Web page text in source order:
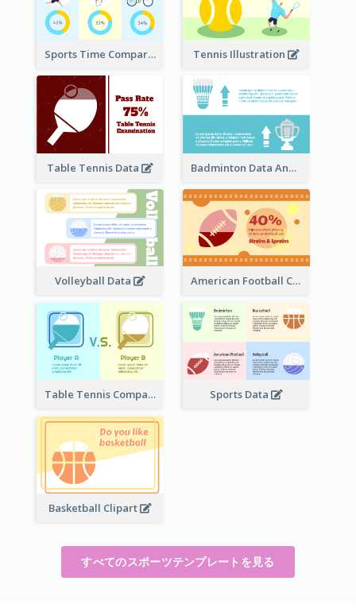
Sports Time Comparison Tennis Illustration
Table Tennis Data Badminton Data Analysis
Volleyball Data American Football Clipart
Table Tennis Comparison Sports Data
Basketball Clipart
すべてのスポーツテンプレートを見る